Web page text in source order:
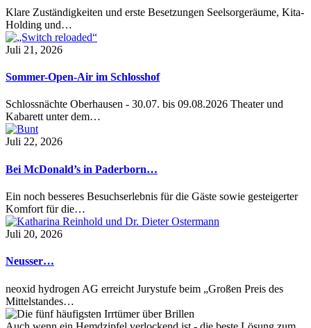
Klare Zuständigkeiten und erste Besetzungen Seelsorgeräume, Kita-
Holding und…
Juli 21, 2026
Sommer-Open-Air im Schlosshof
Schlossnächte Oberhausen - 30.07. bis 09.08.2026 Theater und
Kabarett unter dem…
Juli 22, 2026
Bei McDonald’s in Paderborn…
Ein noch besseres Besuchserlebnis für die Gäste sowie gesteigerter
Komfort für die…
Juli 20, 2026
Neusser…
neoxid hydrogen AG erreicht Jurystufe beim „Großen Preis des
Mittelstandes…